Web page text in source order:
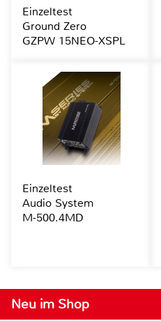
Neu im Shop
Einzeltest
Ground Zero
GZPW 15NEO-XSPL
Einzeltest
Audio System
M-500.4MD